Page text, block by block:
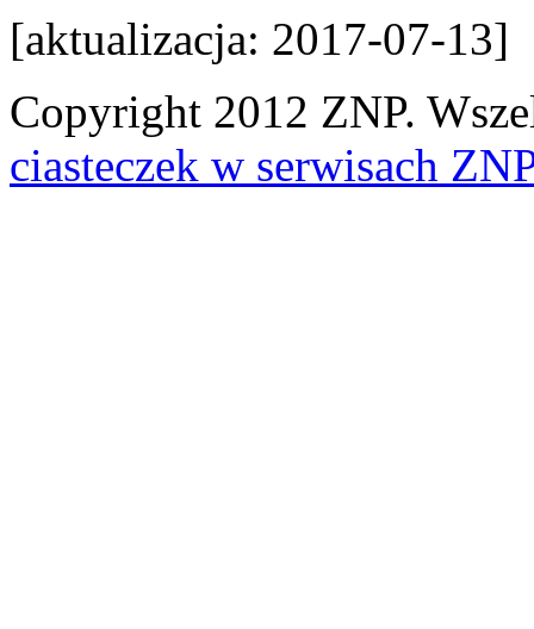
[aktualizacja: 2017-07-13]
Copyright 2012 ZNP.
ciasteczek w serwisach